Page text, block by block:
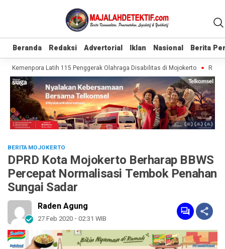
Beranda Redaksi Advertorial Iklan Nasional Berita
Beranda Redaksi Advertorial Iklan Nasional Berita
Kemenpora Latih 115 Penggerak Olahraga Disabilitas di Mojokerto
BERITA MOJOKERTO
DPRD Kota Mojokerto Berharap BBWS
Percepat Normalisasi Tembok Penahan
Sungai Sadar
Raden Agung
27 Feb 2020 - 02:31 WIB